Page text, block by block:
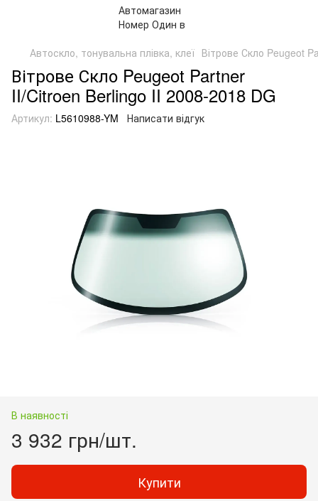
Автоскло, тонувальна плівка, клеї Вітрове Скло Peugeot
Вітрове Скло Peugeot Partner
II/Citroen Berlingo II 2008-2018 DG
Артикул: L5610988-YM Написати відгук
В наявності
3 932 грн/шт.
Купити